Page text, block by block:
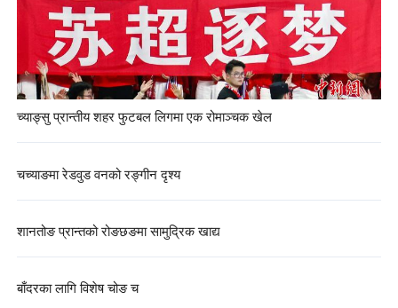
च्याङ्सु प्रान्तीय शहर फुटबल लिगमा एक रोमाञ्चक खेल
चच्याङमा रेडवुड वनको रङ्गीन दृश्य
शानतोङ प्रान्तको रोङछङमा सामुद्रिक खाद्य
बाँदरका लागि विशेष चोङ च